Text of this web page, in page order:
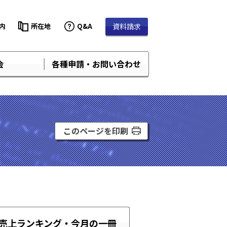
所在地 Q&A 資料請求
各種申請・お問い合わせ
このページを印刷
上ランキング・ 今月の一冊